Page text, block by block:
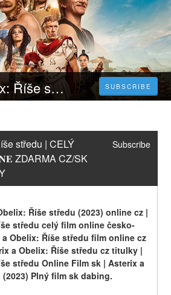
Asterix a Obelix: Říše středu | CELÝ FILM [2023] 𝐎𝐍𝐋𝐈𝐍𝐄 ZDARMA CZ/SK DABING I TITULKY SUBSCRIBE
středu | CELÝ
ZDARMA CZ/SK
Subscribe
Říše středu (2023) online cz |
středu celý film online česko-
Obelix: Říše středu film online cz
a Obelix: Říše středu cz titulky |
středu Online Film sk | Asterix a
Plný film sk dabing.